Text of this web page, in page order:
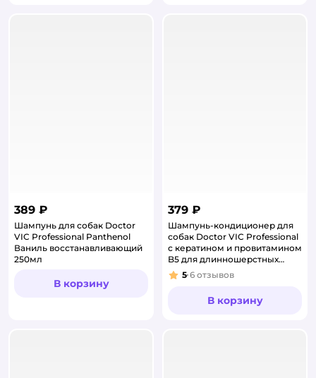
389 ₽
Шампунь для собак Doctor
VIC Professional Panthenol
Ваниль восстанавливающий
250мл
В корзину
379 ₽
Шампунь-кондиционер для
собак Doctor VIC Professional
с кератином и провитамином
B5 для длинношерстных
250мл
Рейтинг:
5 6 отзывов
В корзину